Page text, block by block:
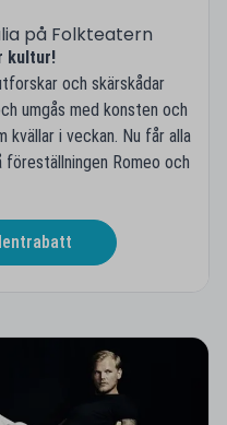
på Folkteatern
kultur!
och skärskådar
umgås med konsten och
kvällar i veckan. Nu får alla
Romeo och